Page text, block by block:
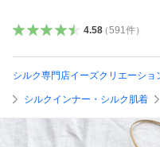
4.58（591件）
シルク専門店イーズクリエーショ
シルクインナー・シルク肌着